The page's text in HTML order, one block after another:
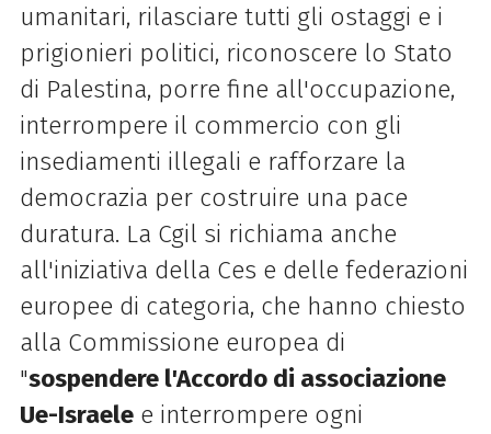
umanitari, rilasciare tutti gli ostaggi e i
prigionieri politici, riconoscere lo Stato
di Palestina, porre fine all'occupazione,
interrompere il commercio con gli
insediamenti illegali e rafforzare la
democrazia per costruire una pace
duratura. La Cgil si richiama anche
all'iniziativa della Ces e delle federazioni
europee di categoria, che hanno chiesto
alla Commissione europea di
"sospendere l'Accordo di associazione
Ue-Israelee interrompere ogni